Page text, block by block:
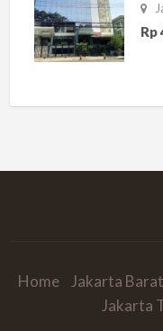
Rp
Home Jakarta Barat
Jakarta